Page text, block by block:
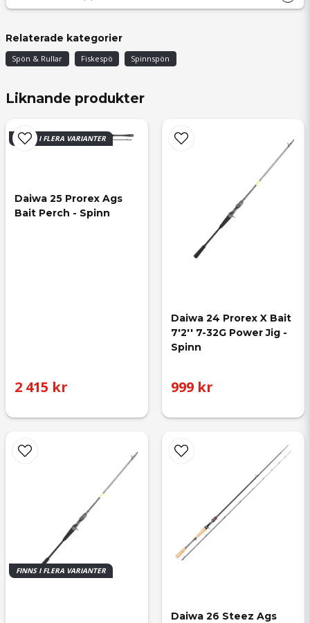
Carl Fredrik
för 3 månader sedan
Helt perfekt för Buster Jerk! Ett lätt spö som ger
jerkspöna fast med lite längd så mothuggen
sitter. Väldigt nöjd med balansen och aktionen.
Relaterade kategorier
Spön & Rullar Fiskespö Spinnspön
Liknande produkter
FINNS I FLERA VARIANTER
Daiwa 25 Prorex Ags
Bait Perch - Spinn
2 415 kr
Daiwa 24 Prorex X Bait
7'2'' 7-32G Power Jig -
Spinn
999 kr
FINNS I FLERA VARIANTER
Daiwa 26 Steez Ags